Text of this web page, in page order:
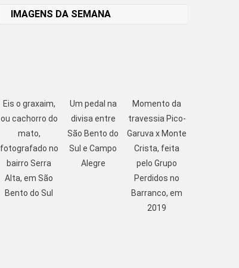
IMAGENS DA SEMANA
Eis o graxaim,
ou cachorro do
mato,
fotografado no
bairro Serra
Alta, em São
Bento do Sul
Um pedal na
divisa entre
São Bento do
Sul e Campo
Alegre
Momento da
travessia Pico-
Garuva x Monte
Crista, feita
pelo Grupo
Perdidos no
Barranco, em
2019